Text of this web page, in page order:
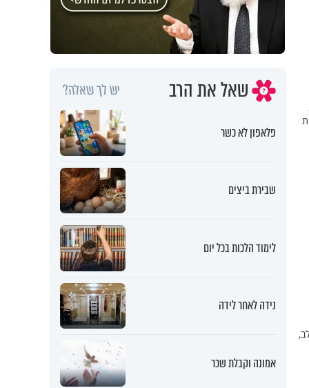
ב-20
שאל את הרב יש לך שאלה?
פלאפון לא כשר
שבירת ביצים
לימוד הלכות בכל יום
נידה לאחר לידה
אמונה וקבלת שכר